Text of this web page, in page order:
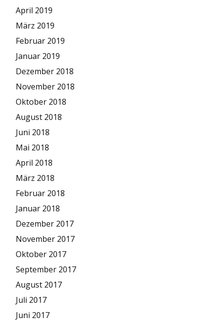
April 2019
März 2019
Februar 2019
Januar 2019
Dezember 2018
November 2018
Oktober 2018
August 2018
Juni 2018
Mai 2018
April 2018
März 2018
Februar 2018
Januar 2018
Dezember 2017
November 2017
Oktober 2017
September 2017
August 2017
Juli 2017
Juni 2017